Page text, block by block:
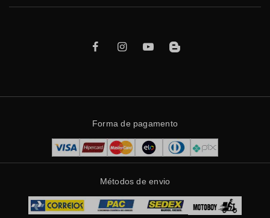
Forma de pagamento
Métodos de envio